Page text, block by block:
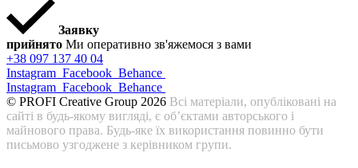
Заявку
прийнято Ми оперативно зв'яжемося з вами
+38 097 137 40 04
Instagram Facebook Behance
Instagram Facebook Behance
© PROFI Creative Group 2026 Всі матеріали, опубліковані на
сайті в будь-якому вигляді, є об’єктами авторського і
майнового права. Будь-яке їх використання повинно бути
письмово узгоджене з керівником групи.